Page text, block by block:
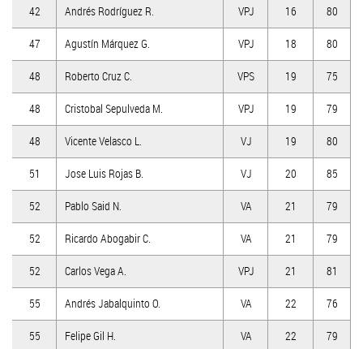
42 Andrés Rodríguez R. VPJ 16 80
47 Agustín Márquez G. VPJ 18 80
48 Roberto Cruz C. VPS 19 75
48 Cristobal Sepulveda M. VPJ 19 79
48 Vicente Velasco L. VJ 19 80
51 Jose Luis Rojas B. VJ 20 85
52 Pablo Said N. VA 21 79
52 Ricardo Abogabir C. VA 21 79
52 Carlos Vega A. VPJ 21 81
55 Andrés Jabalquinto O. VA 22 76
55 Felipe Gil H. VA 22 79